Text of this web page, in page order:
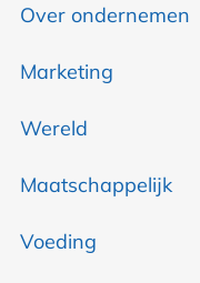
Over ondernemen
Marketing
Wereld
Maatschappelijk
Voeding